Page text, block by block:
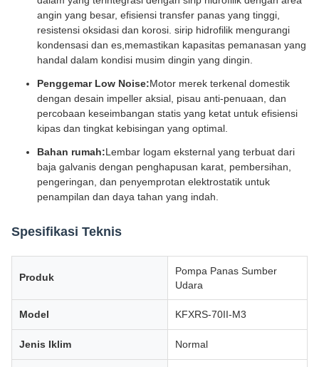
angin yang besar, efisiensi transfer panas yang tinggi,
resistensi oksidasi dan korosi. sirip hidrofilik mengurangi
kondensasi dan es,memastikan kapasitas pemanasan yang
handal dalam kondisi musim dingin yang dingin.
Penggemar Low Noise:Motor merek terkenal domestik
dengan desain impeller aksial, pisau anti-penuaan, dan
percobaan keseimbangan statis yang ketat untuk efisiensi
kipas dan tingkat kebisingan yang optimal.
Bahan rumah:Lembar logam eksternal yang terbuat dari
baja galvanis dengan penghapusan karat, pembersihan,
pengeringan, dan penyemprotan elektrostatik untuk
penampilan dan daya tahan yang indah.
Spesifikasi Teknis
Produk
Pompa Panas Sumber
Udara
Model KFXRS-70II-M3
Jenis Iklim Normal